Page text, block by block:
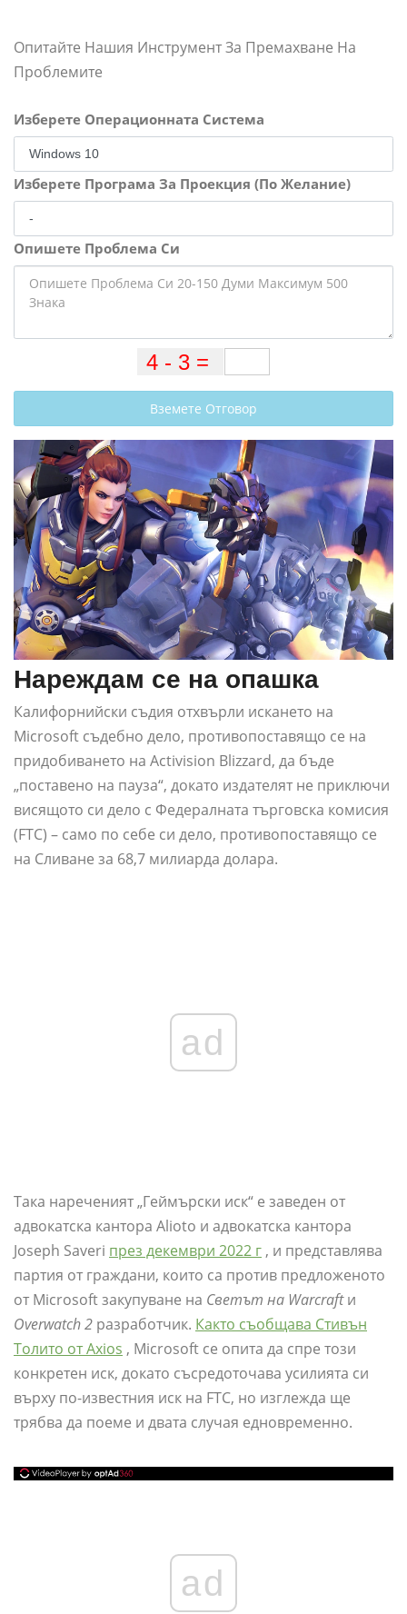
Опитайте Нашия Инструмент За Премахване На
Проблемите
Изберете Операционната Система
Изберете Програма За Проекция (По Желание)
Опишете Проблема Си
Вземете Отговор
Нареждам се на опашка
Калифорнийски съдия отхвърли искането на
Microsoft съдебно дело, противопоставящо се на
придобиването на Activision Blizzard, да бъде
„поставено на пауза“, докато издателят не приключи
висящото си дело с Федералната търговска комисия
(FTC) – само по себе си дело, противопоставящо се
на Сливане за 68,7 милиарда долара.
ad
Така нареченият „Геймърски иск“ е заведен от
адвокатска кантора Alioto и адвокатска кантора
Joseph Saveri през декември 2022 г , и представлява
партия от граждани, които са против предложеното
от Microsoft закупуване на Светът на Warcraftи
Overwatch 2 разработчик. Както съобщава Стивън
Толито от Axios , Microsoft се опита да спре този
конкретен иск, докато съсредоточава усилията си
върху по-известния иск на FTC, но изглежда ще
трябва да поеме и двата случая едновременно.
ad